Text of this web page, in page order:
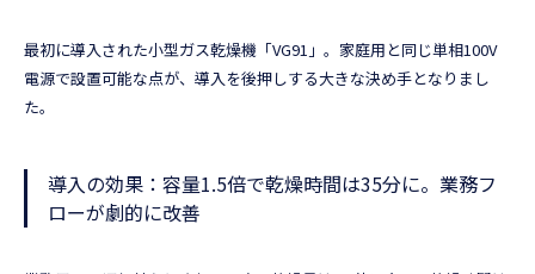
最初に導入された小型ガス乾燥機「VG91」。家庭用と同じ単相100V
電源で設置可能な点が、導入を後押しする大きな決め手となりまし
た。
導入の効果：容量1.5倍で乾燥時間は35分に。業務フ
ローが劇的に改善